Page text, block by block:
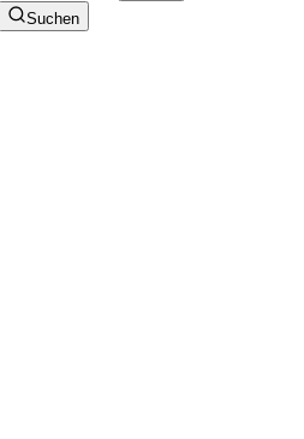
Suchen